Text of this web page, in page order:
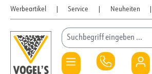
Zum Hauptinhalt springen
Werbeartikel Service Neuheiten